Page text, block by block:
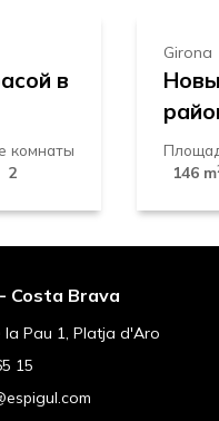
в
комнаты
2
Girona
146 m
Costa Brava
Pau 1, Platja d'Aro
15